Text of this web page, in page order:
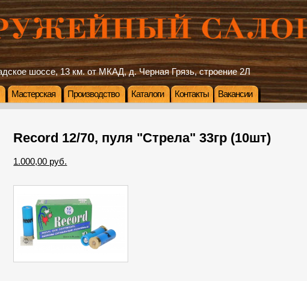
шоссе, 13 км. от МКАД, д. Черная Грязь, строение 2Л
Мастерская Производство Каталоги Контакты Вакансии
Record 12/70, пуля "Стрела" 33гр (10шт)
1.000,00 руб.